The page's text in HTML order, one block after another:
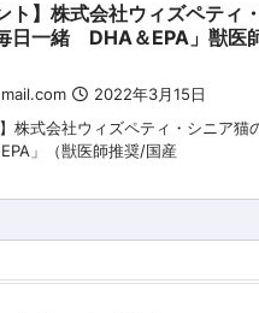
ト】株式会社ウィズペティ
日一緒 DHA＆EPA」獣医
2022年3月15日
株式会社ウィズペティ・シニア猫
」（獣医師推奨/国産